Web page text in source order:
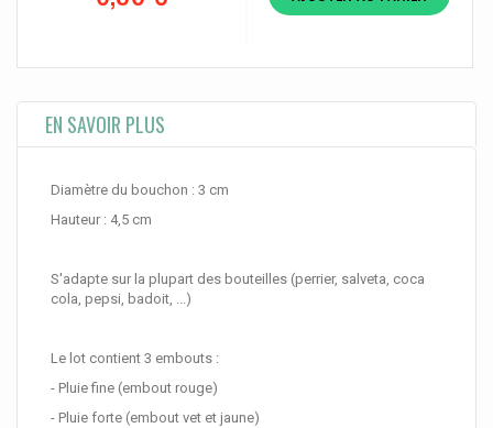
EN SAVOIR PLUS
Diamètre du bouchon : 3 cm
Hauteur : 4,5 cm
S'adapte sur la plupart des bouteilles (perrier, salveta, coca
cola, pepsi, badoit, ...)
Le lot contient 3 embouts :
- Pluie fine (embout rouge)
- Pluie forte (embout vet et jaune)